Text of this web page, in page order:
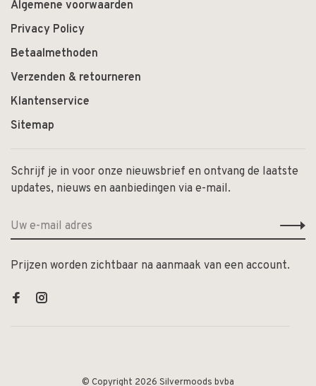
Algemene voorwaarden
Privacy Policy
Betaalmethoden
Verzenden & retourneren
Klantenservice
Sitemap
Schrijf je in voor onze nieuwsbrief en ontvang de laatste
updates, nieuws en aanbiedingen via e-mail.
Prijzen worden zichtbaar na aanmaak van een account.
© Copyright 2026 Silvermoods bvba